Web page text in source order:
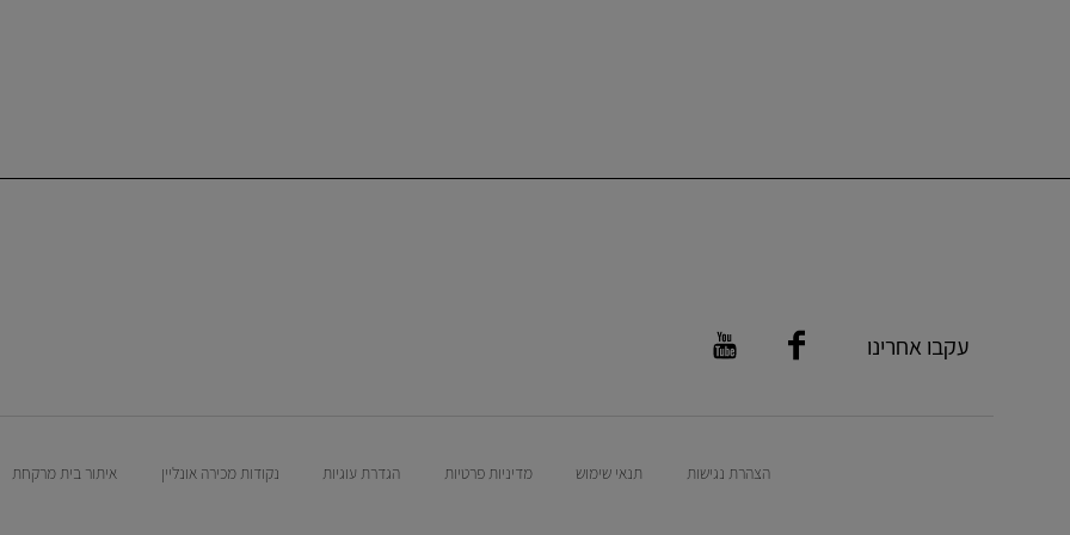
עקבו אחרינו
הצהרת נגישות תנאי שימוש מדיניות פרטיות הגדרת עוגיות נקודות מכירה אונליין איתור בית מרקחת